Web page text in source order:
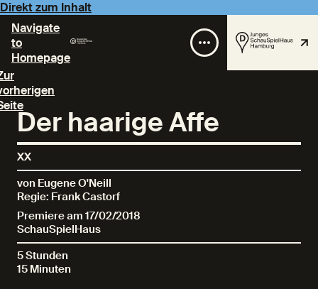
Direkt zum Inhalt
Navigate
to
Homepage
Der haarige Affe
XX
von Eugene O'Neill
Regie: Frank Castorf
Premiere am 17/02/2018
SchauSpielHaus
5 Stunden
15 Minuten